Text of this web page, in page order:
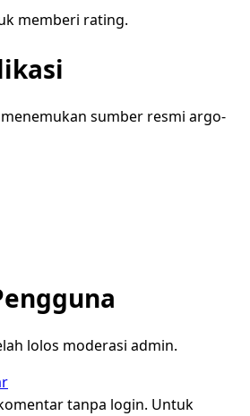
memberi rating.
sumber resmi argo-
lolos moderasi admin.
tanpa login. Untuk